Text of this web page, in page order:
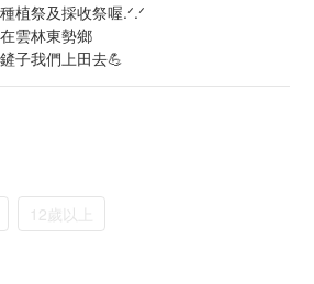
植祭及採收祭喔.ᐟ.ᐟ
雲林東勢鄉
子我們上田去💪
12歲以上